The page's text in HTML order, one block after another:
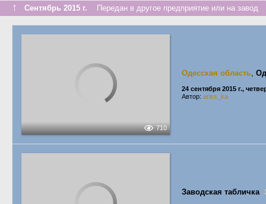
↑ Сентябрь 2015 г. Передан в другое предприятие или на завод
710
Одесская область,
24 сентября 2015 г.,
Автор: ariss_ka
Заводская табличка